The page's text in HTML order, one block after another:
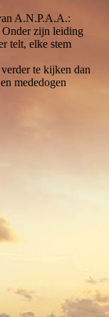
A.N.P.A.A.:
Onder zijn leiding
telt, elke stem
te kijken dan
mededogen